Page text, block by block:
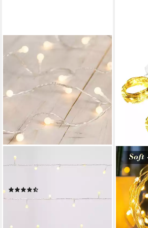
LIGHTS4FUN
LED-Lichterkette 40er LED
19,99 €
lieferbar - in 3-4 Werktagen bei dir